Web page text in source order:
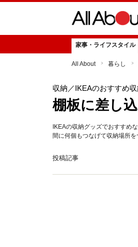
家事・ライフスタイル
All About 暮らし
収納 ／IKEAのおすすめ
棚板に差し
IKEAの収納グッズでおすすめ
間に何個もつなげて収納場所を
投稿記事